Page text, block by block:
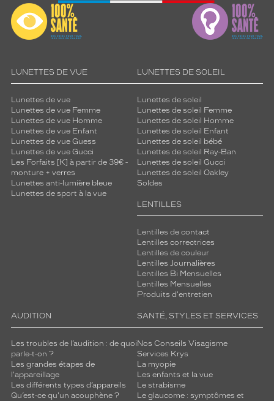
LUNETTES DE VUE
Lunettes de vue
Lunettes de vue Femme
Lunettes de vue Homme
Lunettes de vue Enfant
Lunettes de vue Guess
Lunettes de vue Gucci
Les Forfaits [K] à partir de 39€ -
monture + verres
Lunettes anti-lumière bleue
Lunettes de sport à la vue
LUNETTES DE SOLEIL
Lunettes de soleil
Lunettes de soleil Femme
Lunettes de soleil Homme
Lunettes de soleil Enfant
Lunettes de soleil bébé
Lunettes de soleil Ray-Ban
Lunettes de soleil Gucci
Lunettes de soleil Oakley
Soldes
LENTILLES
Lentilles de contact
Lentilles correctrices
Lentilles de couleur
Lentilles Journalières
Lentilles Bi Mensuelles
Lentilles Mensuelles
Produits d'entretien
AUDITION
Les troubles de l’audition : de quoi
parle-t-on ?
Les grandes étapes de
l'appareillage
Les différents types d’appareils
Qu’est-ce qu'un acouphène ?
SANTÉ, STYLES ET SERVICES
Nos Conseils Visagisme
Services Krys
La myopie
Les enfants et la vue
Le strabisme
Le glaucome : symptômes et